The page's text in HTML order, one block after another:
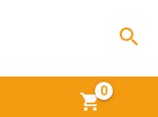
0